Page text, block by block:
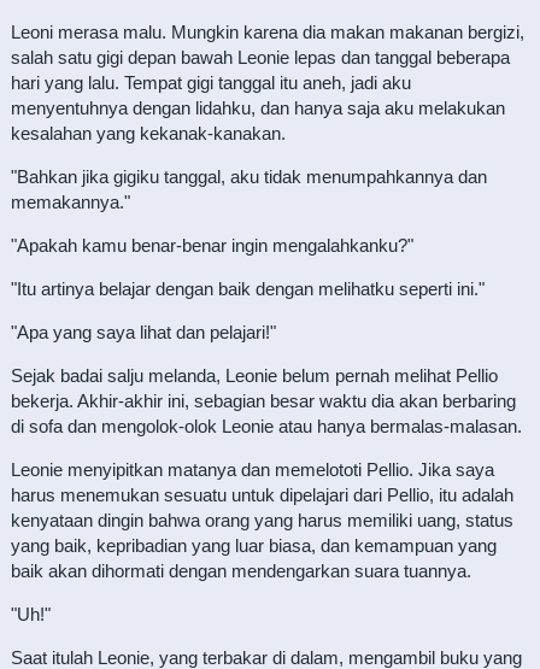
Leoni merasa malu. Mungkin karena dia makan makanan bergizi,
salah satu gigi depan bawah Leonie lepas dan tanggal beberapa
hari yang lalu. Tempat gigi tanggal itu aneh, jadi aku
menyentuhnya dengan lidahku, dan hanya saja aku melakukan
kesalahan yang kekanak-kanakan.
"Bahkan jika gigiku tanggal, aku tidak menumpahkannya dan
memakannya."
"Apakah kamu benar-benar ingin mengalahkanku?"
"Itu artinya belajar dengan baik dengan melihatku seperti ini."
"Apa yang saya lihat dan pelajari!"
Sejak badai salju melanda, Leonie belum pernah melihat Pellio
bekerja. Akhir-akhir ini, sebagian besar waktu dia akan berbaring
di sofa dan mengolok-olok Leonie atau hanya bermalas-malasan.
Leonie menyipitkan matanya dan memelototi Pellio. Jika saya
harus menemukan sesuatu untuk dipelajari dari Pellio, itu adalah
kenyataan dingin bahwa orang yang harus memiliki uang, status
yang baik, kepribadian yang luar biasa, dan kemampuan yang
baik akan dihormati dengan mendengarkan suara tuannya.
"Uh!"
Saat itulah Leonie, yang terbakar di dalam, mengambil buku yang